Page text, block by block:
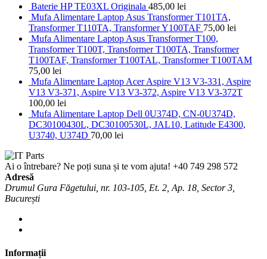
Baterie HP TE03XL Originala 485,00 lei
Mufa Alimentare Laptop Asus Transformer T101TA,
Transformer T110TA, Transformer Y100TAF 75,00 lei
Mufa Alimentare Laptop Asus Transformer T100,
Transformer T100T, Transformer T100TA, Transformer
T100TAF, Transformer T100TAL, Transformer T100TAM
75,00 lei
Mufa Alimentare Laptop Acer Aspire V13 V3-331, Aspire
V13 V3-371, Aspire V13 V3-372, Aspire V13 V3-372T
100,00 lei
Mufa Alimentare Laptop Dell 0U374D, CN-0U374D,
DC30100430L, DC30100530L, JAL10, Latitude E4300,
U3740, U374D 70,00 lei
Ai o întrebare? Ne poți suna și te vom ajuta! +40 749 298 572
Adresă
Drumul Gura Făgetului, nr. 103-105, Et. 2, Ap. 18, Sector 3,
București
Informații